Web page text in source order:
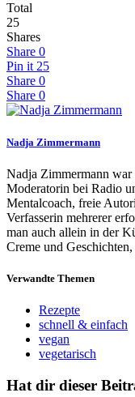
Total
25
Shares
Share 0
Pin it 25
Share 0
Share 0
Nadja Zimmermann
Nadja Zimmermann war
Moderatorin bei Radio
Mentalcoach, freie
Verfasserin mehrerer
man auch allein in der
Creme und
Verwandte Themen
Rezepte
schnell & einfach
vegan
vegetarisch
Hat dir dieser